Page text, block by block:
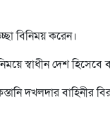
বিনিময় করেন।
স্বাধীন দেশ
দখলদার বাহিনীর